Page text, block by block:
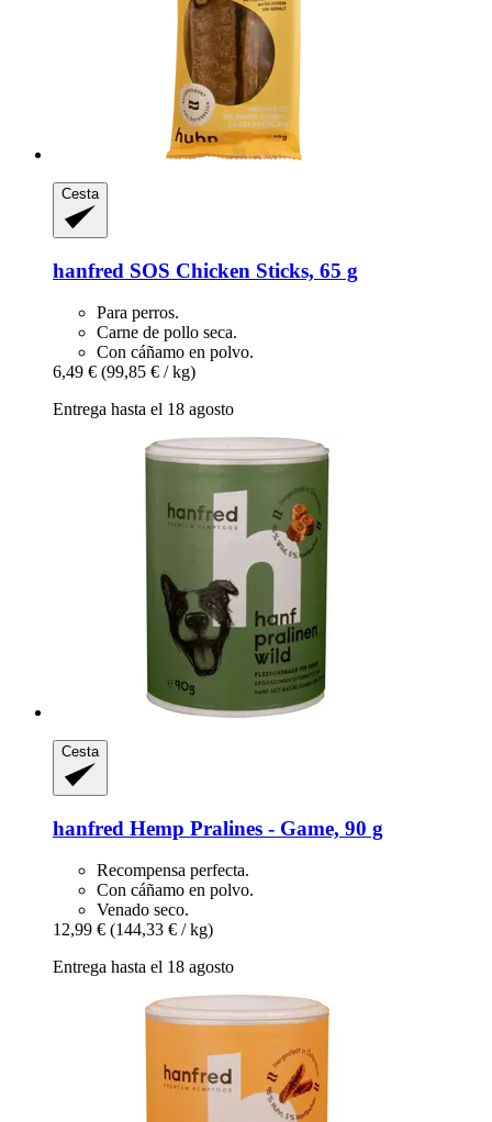
Cesta
hanfred SOS Chicken Sticks, 65 g
Para perros.
Carne de pollo seca.
Con cáñamo en polvo.
6,49 € (99,85 € / kg)
Entrega hasta el 18 agosto
Cesta
hanfred Hemp Pralines -​ Game, 90 g
Recompensa perfecta.
Con cáñamo en polvo.
Venado seco.
12,99 € (144,33 € / kg)
Entrega hasta el 18 agosto